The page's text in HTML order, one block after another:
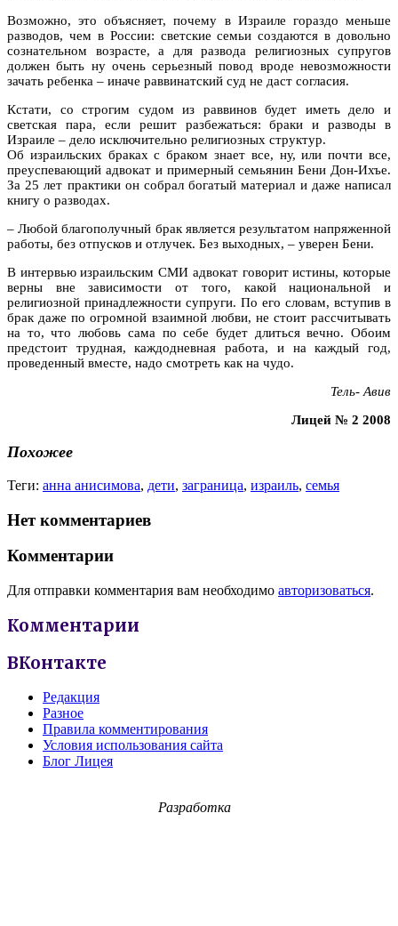
Возможно, это объясняет, почему в Израиле гораздо меньше
разводов, чем в России: светские семьи создаются в довольно
сознательном возрасте, а для развода религиозных супругов
должен быть ну очень серьезный повод вроде невозможности
зачать ребенка – иначе раввинатский суд не даст согласия.
Кстати, со строгим судом из раввинов будет иметь дело и
светская пара, если решит разбежаться: браки и разводы в
Израиле – дело исключительно религиозных структур.
Об израильских браках с браком знает все, ну, или почти все,
преуспевающий адвокат и примерный семьянин Бени Дон-Ихъе.
За 25 лет практики он собрал богатый материал и даже написал
книгу о разводах.
– Любой благополучный брак является результатом напряженной
работы, без отпусков и отлучек. Без выходных, – уверен Бени.
В интервью израильским СМИ адвокат говорит истины, которые
верны вне зависимости от того, какой национальной и
религиозной принадлежности супруги. По его словам, вступив в
брак даже по огромной взаимной любви, не стоит рассчитывать
на то, что любовь сама по себе будет длиться вечно. Обоим
предстоит трудная, каждодневная работа, и на каждый год,
проведенный вместе, надо смотреть как на чудо.
Тель- Авив
Лицей № 2 2008
Похожее
Теги: анна анисимова, дети, заграница, израиль, семья
Нет комментариев
Комментарии
Для отправки комментария вам необходимо авторизоваться.
Комментарии
ВКонтакте
Редакция
Разное
Правила комментирования
Условия использования сайта
Блог Лицея
Разработка